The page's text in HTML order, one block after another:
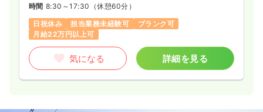
時間 8:30～17:30 （休憩60分）
日祝休み
担当業務未経験可
ブランク可
月給22万円以上可
気になる 詳細を見る